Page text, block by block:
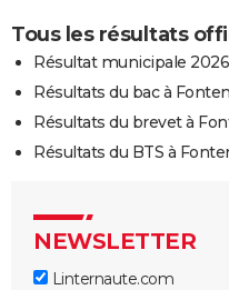
Tous les résultats
Résultat municipale
Résultats du bac à
Résultats du brevet à
Résultats du BTS à
NEWSLETTER
Linternaute.com